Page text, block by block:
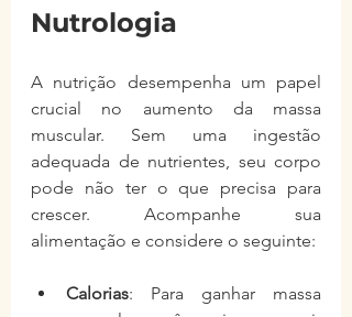
Nutrologia
A nutrição desempenha um papel
crucial no aumento da massa
muscular. Sem uma ingestão
adequada de nutrientes, seu corpo
pode não ter o que precisa para
crescer. Acompanhe sua
alimentação e considere o seguinte:
Calorias: Para ganhar massa